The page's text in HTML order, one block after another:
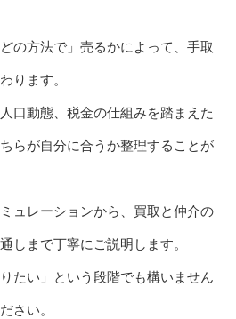
の方法で」売るかによって、手取
ります。
口動態、税金の仕組みを踏まえた
らが自分に合うか整理することが
ュレーションから、買取と仲介の
しまで丁寧にご説明します。
たい」という段階でも構いません
さい。